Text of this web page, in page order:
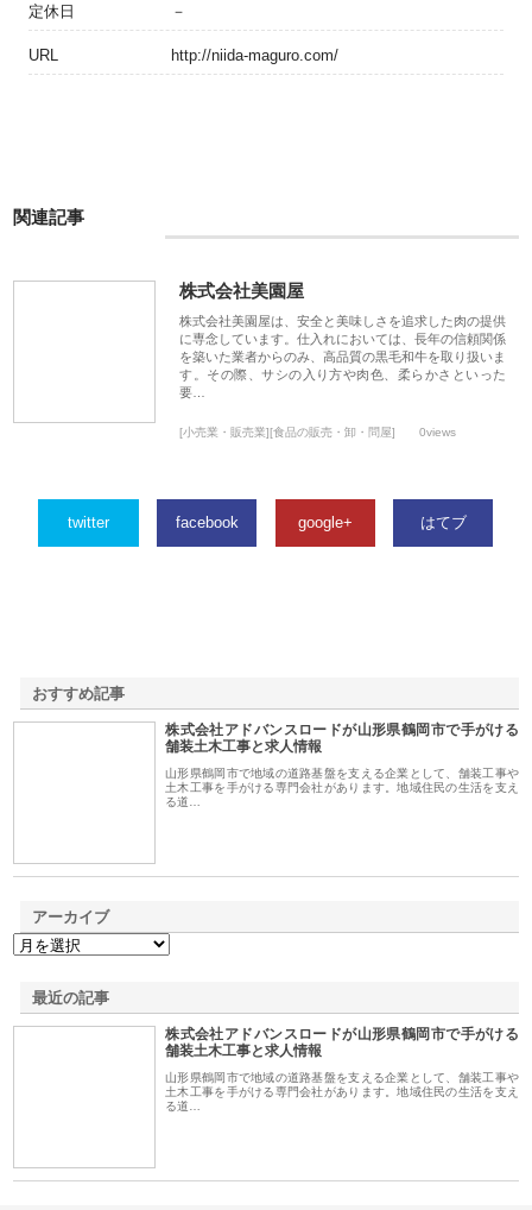
定休日 －
URL http://niida-maguro.com/
関連記事
株式会社美園屋
株式会社美園屋は、安全と美味しさを追求した肉の提供
に専念しています。仕入れにおいては、長年の信頼関係
を築いた業者からのみ、高品質の黒毛和牛を取り扱いま
す。その際、サシの入り方や肉色、柔らかさといった
要…
[小売業・販売業][食品の販売・卸・問屋] 0views
twitter facebook google+ はてブ
おすすめ記事
株式会社アドバンスロードが山形県鶴岡市で手がける
舗装土木工事と求人情報
山形県鶴岡市で地域の道路基盤を支える企業として、舗装工事や
土木工事を手がける専門会社があります。地域住民の生活を支え
る道…
アーカイブ
最近の記事
株式会社アドバンスロードが山形県鶴岡市で手がける
舗装土木工事と求人情報
山形県鶴岡市で地域の道路基盤を支える企業として、舗装工事や
土木工事を手がける専門会社があります。地域住民の生活を支え
る道…